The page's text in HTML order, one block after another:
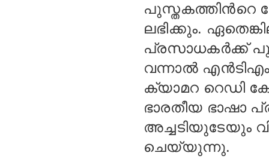
പുസ്തകത്തിന്‍റെ
ലഭിക്കും.
പ്രസാധകര്‍ക്ക്
വന്നാല്‍
ക്യാമറ റെഡി
ഭാരതീയ
അച്ചടിയുടേയും
ചെയ്യുന്നു.